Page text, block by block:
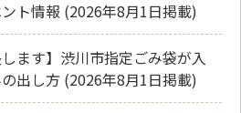
ト情報 (2026年8月1日掲載)
ます】渋川市指定ごみ袋が入
出し方 (2026年8月1日掲載)